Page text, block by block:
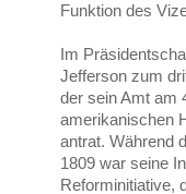
Funktion des
Im
Jefferson zum
der sein Amt am
amerikanischen
antrat. Während
1809 war seine
Reforminitiative,